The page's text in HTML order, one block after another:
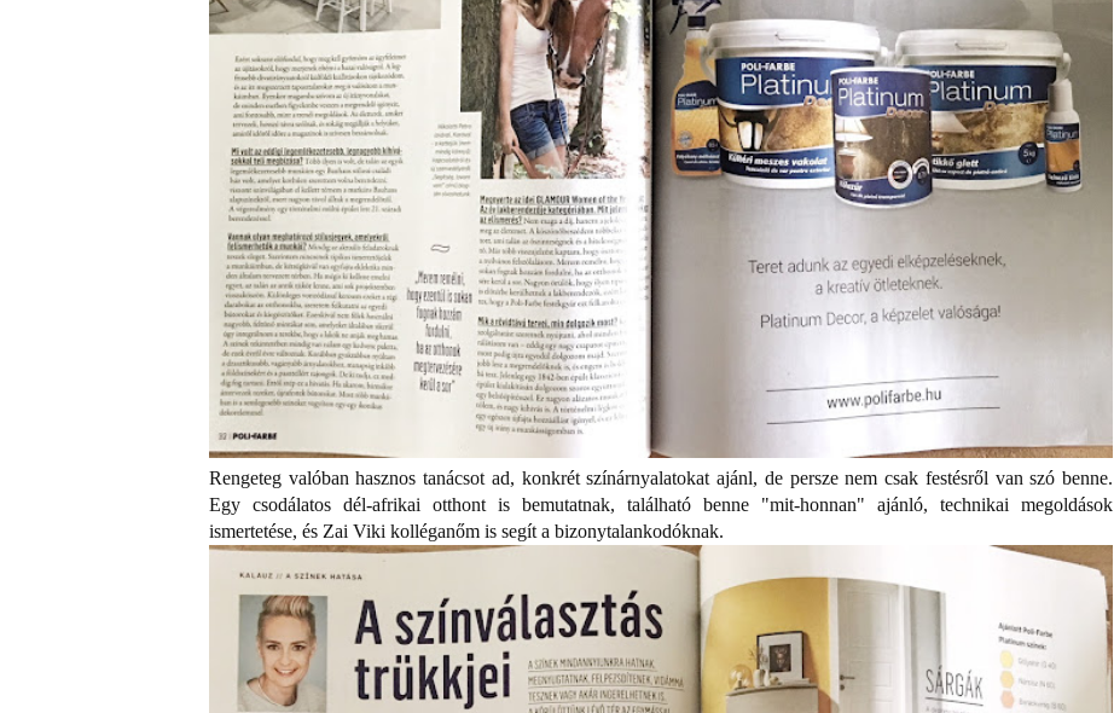
Rengeteg valóban hasznos tanácsot ad, konkrét színárnyalatokat ajánl, de persze nem csak festésről van szó benne.
Egy csodálatos dél-afrikai otthont is bemutatnak, található benne "mit-honnan" ajánló, technikai megoldások
ismertetése, és Zai Viki kolléganőm is segít a bizonytalankodóknak.